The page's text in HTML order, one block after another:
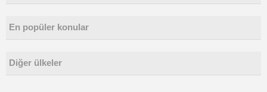
En popüler konular
Diğer ülkeler